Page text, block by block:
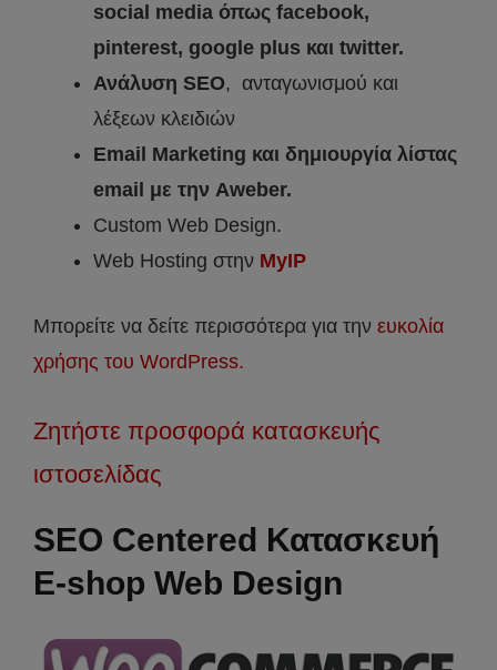
social media όπως facebook,
pinterest, google plus και twitter.
Ανάλυση SEO, ανταγωνισμού και
λέξεων κλειδιών
Email Marketing και δημιουργία λίστας
email με την Aweber.
Custom Web Design.
Web Hosting στην MyIP
Μπορείτε να δείτε περισσότερα για την ευκολία
χρήσης του WordPress.
Ζητήστε προσφορά κατασκευής
ιστοσελίδας
SEO Centered Κατασκευή
E-shop Web Design